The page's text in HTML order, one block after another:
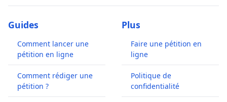
Guides
Comment lancer une
pétition en ligne
Comment rédiger une
pétition ?
Plus
Faire une pétition en
ligne
Politique de
confidentialité